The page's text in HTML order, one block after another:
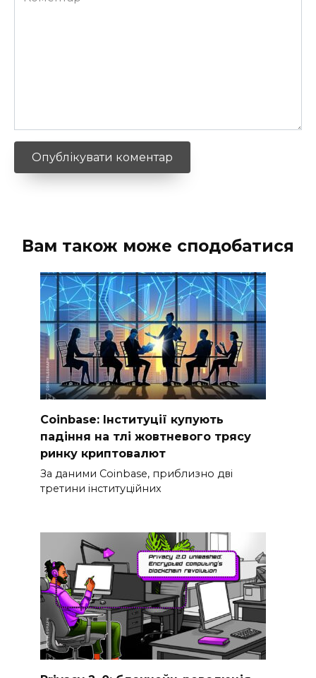
Вам також може сподобатися
Coinbase: Інституції купують
падіння на тлі жовтневого трясу
ринку криптовалют
За даними Coinbase, приблизно дві
третини інституційних